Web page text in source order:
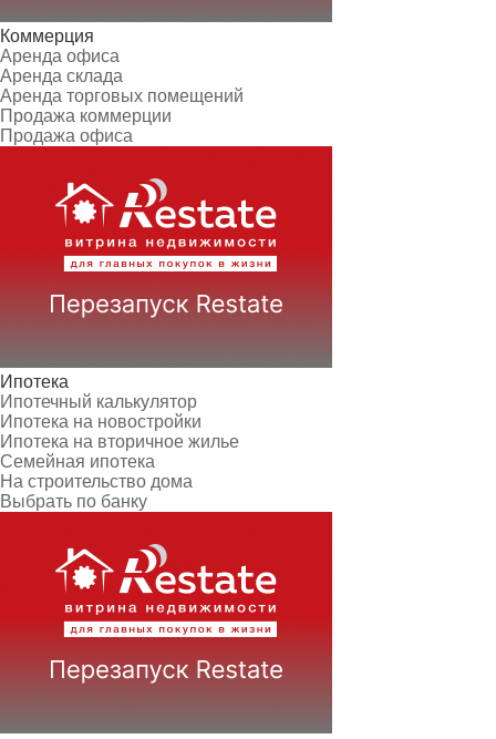
Коммерция
Аренда офиса
Аренда склада
Аренда торговых помещений
Продажа коммерции
Продажа офиса
Ипотека
Ипотечный калькулятор
Ипотека на новостройки
Ипотека на вторичное жилье
Семейная ипотека
На строительство дома
Выбрать по банку